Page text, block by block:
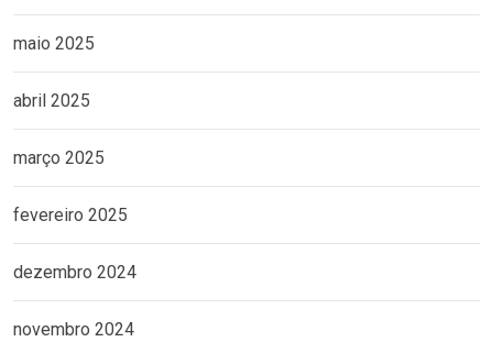
maio 2025
abril 2025
março 2025
fevereiro 2025
dezembro 2024
novembro 2024